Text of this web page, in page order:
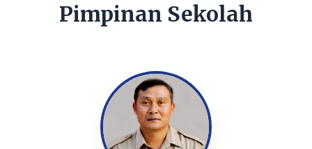
Pimpinan Sekolah